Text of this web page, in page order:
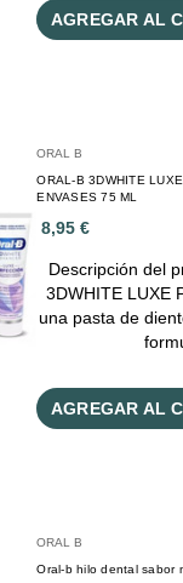
AGREGAR AL
ORAL B
ORAL-B 3DWHITE
ENVASES 75 ML
8,95 €
Descripción del
3DWHITE LUXE
una pasta de
AGREGAR AL
ORAL B
Oral-b hilo dental sabor